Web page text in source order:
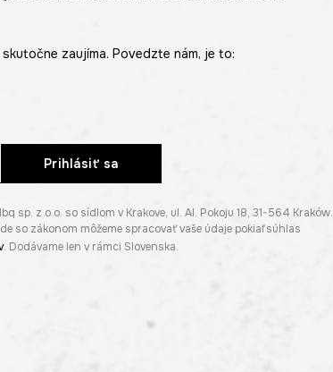
zaujíma. Povedzte nám, je to:
Prihlásiť sa
z o.o. so sídlom v Krakove, ul. Al. Pokoju 18, 31-564 Kraków.
so zákonom môžeme spracovať vaše údaje pokiaľ súhlas
. Dodávame len v rámci Slovenska.